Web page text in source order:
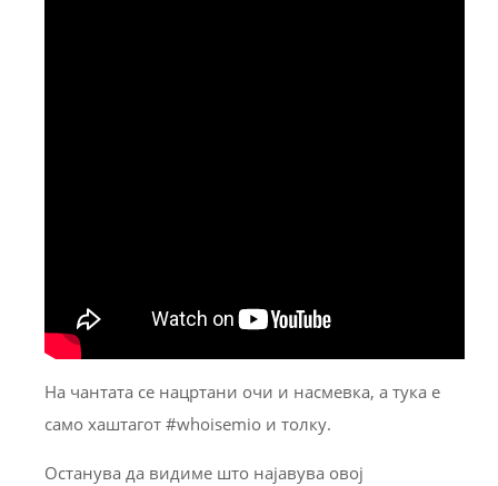
На чантата се нацртани очи и насмевка, а тука е
само хаштагот #whoisemio и толку.
Останува да видиме што најавува овој